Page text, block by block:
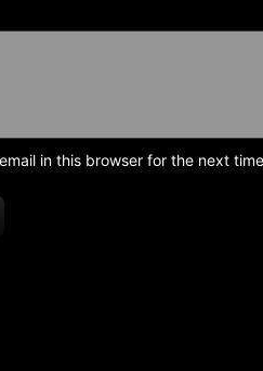
in this browser for the next